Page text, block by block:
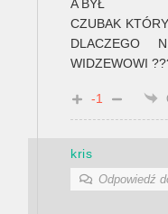
A BYŁ
CZUBAK
DLACZEGO
WIDZEWOWI
-1
kris
Odpowiedź